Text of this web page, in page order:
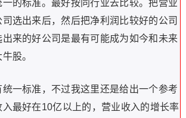
的标准。最好按同行业去比较。把营业
选出来后，然后把净利润比较好的公司
来的好公司是最有可能成为如今和未来
股。
一标准，不过我这里还是给出一个参考
最好在10亿以上的，营业收入的增长率